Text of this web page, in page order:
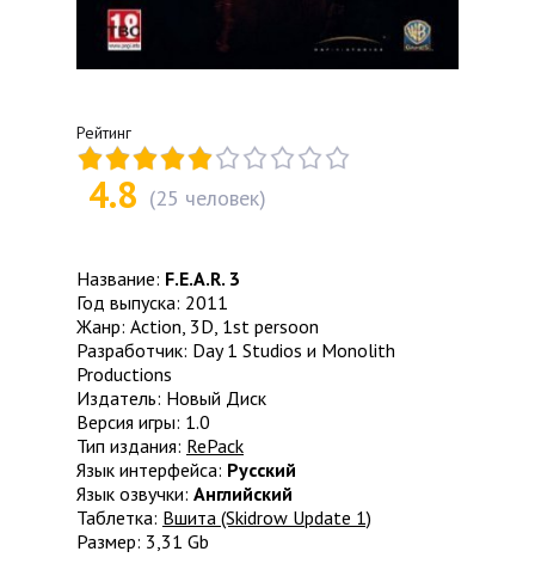
Рейтинг
4.8 (25 человек)
Название: F.E.A.R. 3
Год выпуска: 2011
Жанр: Action, 3D, 1st persoon
Разработчик: Day 1 Studios и Monolith
Productions
Издатель: Новый Диск
Версия игры: 1.0
Тип издания: RePack
Язык интерфейса: Русский
Язык озвучки: Английский
Таблетка: Вшита (Skidrow Update 1)
Размер: 3,31 Gb